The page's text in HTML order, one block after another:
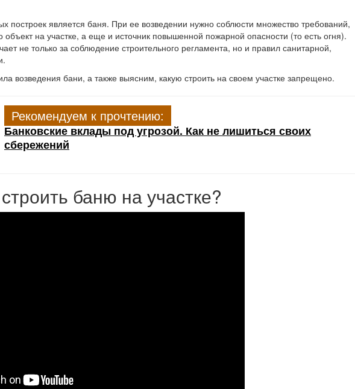
построек является баня. При ее возведении нужно соблюсти множество требований,
объект на участке, а еще и источник повышенной пожарной опасности (то есть огня).
не только за соблюдение строительного регламента, но и правил санитарной,
возведения бани, а также выясним, какую строить на своем участке запрещено.
Рекомендуем к прочтению:
Банковские вклады под угрозой. Как не лишиться своих
сбережений
баню на участке?